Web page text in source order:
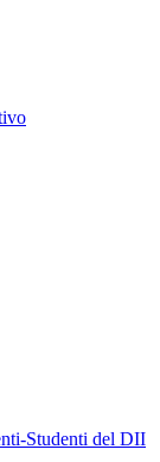
Studenti del DII